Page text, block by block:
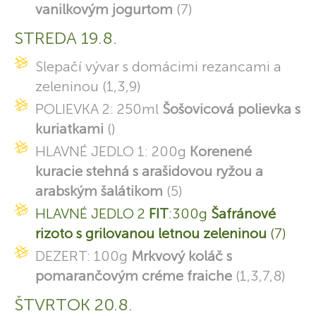
vanilkovým jogurtom (7)
STREDA 19.8.
Slepačí vývar s domácimi rezancami a
zeleninou (1,3,9)
POLIEVKA 2: 250ml Šošovicová polievka s
kuriatkami ()
HLAVNÉ JEDLO 1: 200g Korenené
kuracie stehná s arašidovou ryžou a
arabským šalátikom (5)
HLAVNÉ JEDLO 2 FIT:300g Šafránové
rizoto s grilovanou letnou zeleninou (7)
DEZERT: 100g Mrkvový koláč s
pomarančovým créme fraiche (1,3,7,8)
ŠTVRTOK 20.8.